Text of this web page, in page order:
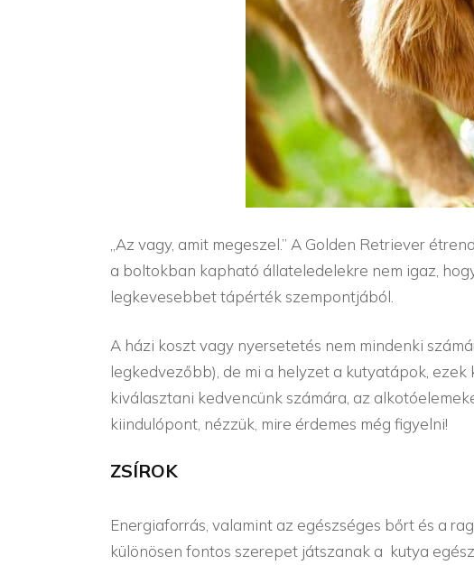
„Az vagy, amit megeszel.” A Golden Retriever
a boltokban kapható állateledelekre nem igaz,
legkevesebbet tápérték szempontjából.
A házi koszt vagy nyersetetés nem mindenki
legkedvezőbb), de mi a helyzet a kutyatápok,
kiválasztani kedvencünk számára, az
kiindulópont, nézzük, mire érdemes még figyelni!
ZSÍROK
Energiaforrás, valamint az egészséges bőrt és a
különösen fontos szerepet játszanak a kutya